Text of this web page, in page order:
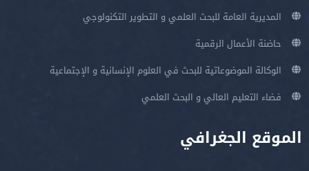
المديرية العامة للبحث العلمي و التطوير التكنولوجي
حاضنة الأعمال الرقمية
الوكالة الموضوعاتية للبحث في العلوم الإنسانية و الإجتماعية
فضاء التعليم العالي و البحث العلمي
الموقع الجغرافي